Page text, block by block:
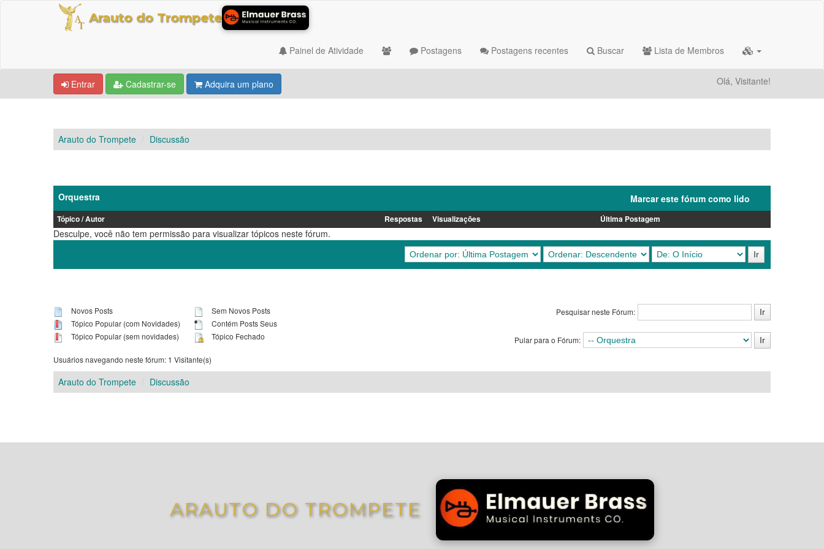
Arauto do Trompete
Painel de Atividade Postagens Postagens recentes Buscar Lista de Membros
Entrar Cadastrar-se Adquira um plano Olá, Visitante!
Arauto do Trompete Discussão
Orquestra Marcar este fórum como lido
Tópico/Autor Respostas Visualizações Última Postagem
Desculpe, você não tem permissão para visualizar tópicos neste fórum.
Novos Posts
Tópico Popular (com Novidades)
Tópico Popular (sem novidades)
Sem Novos Posts
Contém Posts Seus
Tópico Fechado
Pesquisar neste Fórum:
Pular para o Fórum:
Usuários navegando neste fórum: 1 Visitante(s)
Arauto do Trompete Discussão
ARAUTO DO TROMPETE